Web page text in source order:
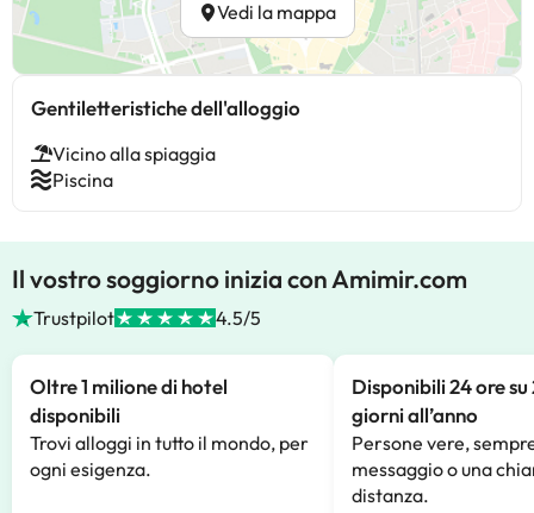
Vedi la mappa
Gentiletteristiche dell'alloggio
Vicino alla spiaggia
Piscina
Il vostro soggiorno inizia con Amimir.com
Trustpilot 4.5/5
Oltre 1 milione di hotel
disponibili
Trovi alloggi in tutto il mondo, per
ogni esigenza.
Disponibili 24 ore su
giorni all’anno
Persone vere,
messaggio o una
distanza.